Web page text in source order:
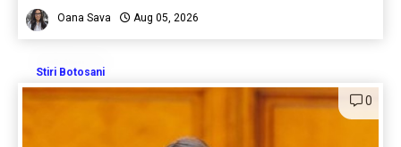
Oana Sava Aug 05, 2026
Stiri Botosani
0